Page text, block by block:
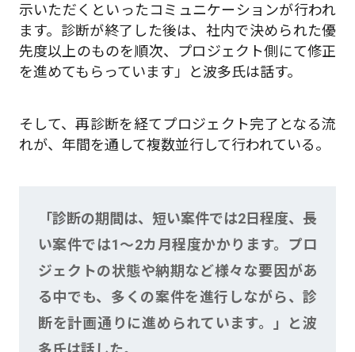
示いただくといったコミュニケーションが行われ
ます。診断が終了した後は、社内で決められた優
先度以上のものを順次、プロジェクト側にて修正
を進めてもらっています」と波多氏は話す。
そして、再診断を経てプロジェクト完了となる流
れが、年間を通して複数並行して行われている。
「診断の期間は、短い案件では2日程度、長
い案件では1〜2カ月程度かかります。プロ
ジェクトの状態や納期など様々な要因があ
る中でも、多くの案件を進行しながら、診
断を計画通りに進められています。」と波